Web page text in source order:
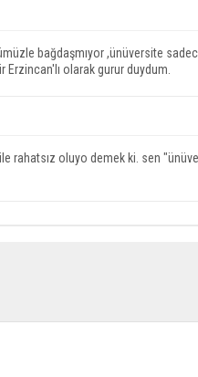
bağdaşmıyor ,ünüversite
Erzincan'lı olarak gurur duydum.
rahatsız oluyo demek ki. sen